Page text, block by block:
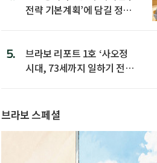
전략 기본계획’에 담길 정책
5.
브라보 리포트 1호 ‘사오정
시대, 73세까지 일하기 전략’
브라보 스페셜